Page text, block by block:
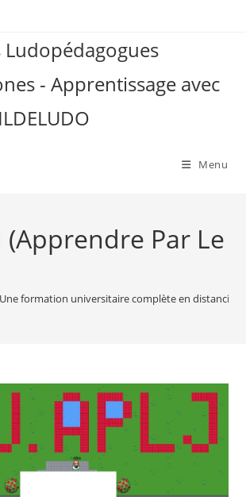
Ludopédagogues
- Apprentissage avec
Menu
(Apprendre Par Le
Une formation universitaire complète en distanciel